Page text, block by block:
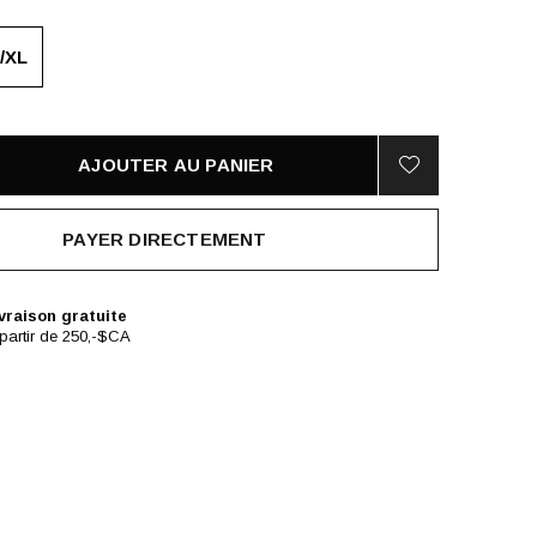
XL
AJOUTER AU PANIER
PAYER DIRECTEMENT
gratuite
de 250,-$CA